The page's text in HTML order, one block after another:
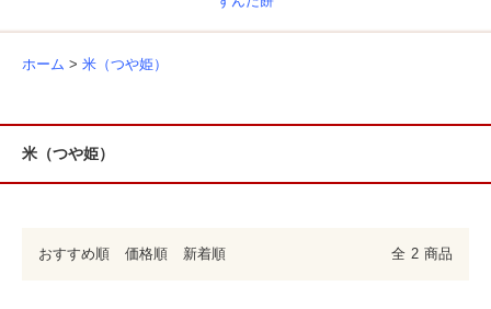
ホーム > 米（つや姫）
米（つや姫）
おすすめ順 価格順 新着順 全 2 商品